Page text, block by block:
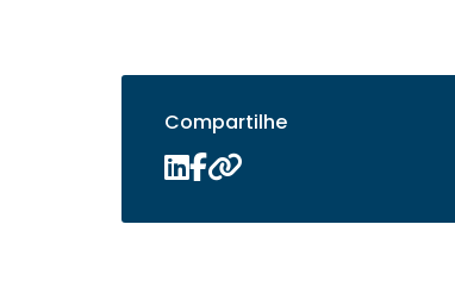
Compartilhe